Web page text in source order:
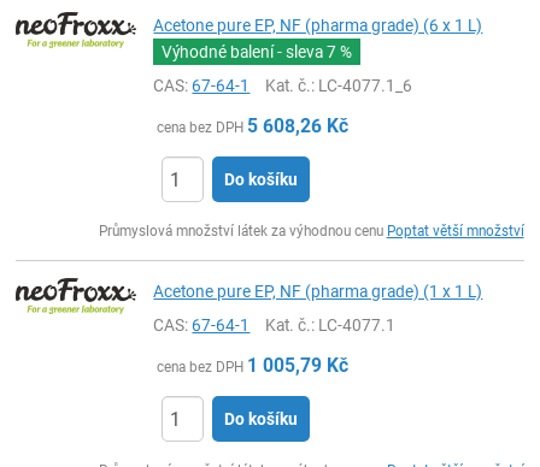
Acetone pure EP, NF (pharma grade) (6 x 1 L)
Výhodné balení - sleva7 %
CAS:67-64-1 Kat. č.: LC-4077.1_6
cena bez DPH 5 608,26 Kč
Do košíku
Průmyslová množství látek za výhodnou cenu Poptat větší množství
Acetone pure EP, NF (pharma grade) (1 x 1 L)
CAS:67-64-1 Kat. č.: LC-4077.1
cena bez DPH 1 005,79 Kč
Do košíku